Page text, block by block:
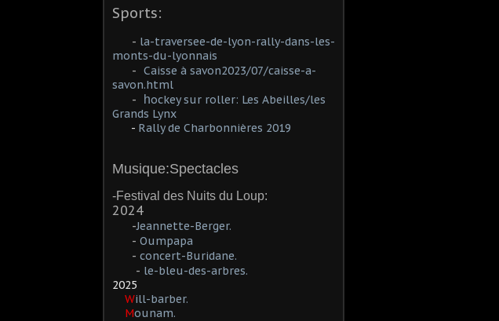
Sports:
- la-traversee-de-lyon-rally-dans-les-
monts-du-lyonnais
- Caisse à savon2023/07/caisse-a-
savon.html
- hockey sur roller: Les Abeilles/les
Grands Lynx
- Rally de Charbonnières 2019
Musique:Spectacles
-Festival des Nuits du Loup:
2024
-Jeannette-Berger.
- Oumpapa
- concert-Buridane.
- le-bleu-des-arbres.
2025
Will-barber.
Mounam.